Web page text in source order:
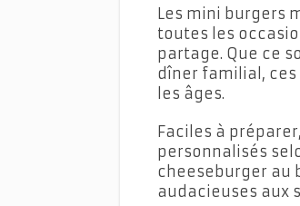
Les mini burgers
toutes les
partage. Que ce
dîner familial,
les âges.
Faciles à
personnalisés
cheeseburger au
audacieuses aux